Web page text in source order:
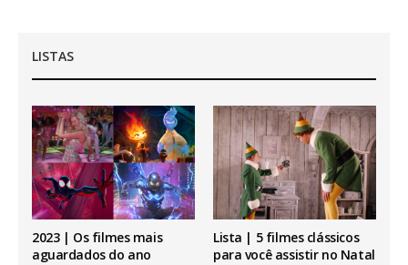
LISTAS
2023 | Os filmes mais
aguardados do ano
Lista | 5 filmes clássicos
para você assistir no Natal